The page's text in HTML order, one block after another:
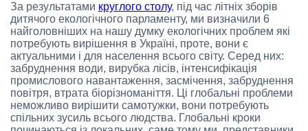
За результатами круглого столу, під час літніх зборів
дитячого екологічного парламенту, ми визначили 6
найголовніших на нашу думку екологічних проблем які
потребують вирішення в Україні, проте, вони є
актуальними і для населення всього світу. Серед них:
забруднення води, вирубка лісів, інтенсифікація
промислового навантаження, засмічення, забруднення
повітря, втрата біорізноманіття. Ці глобальні проблеми
неможливо вирішити самотужки, вони потребують
спільних зусиль всього людства. Глобальні кроки